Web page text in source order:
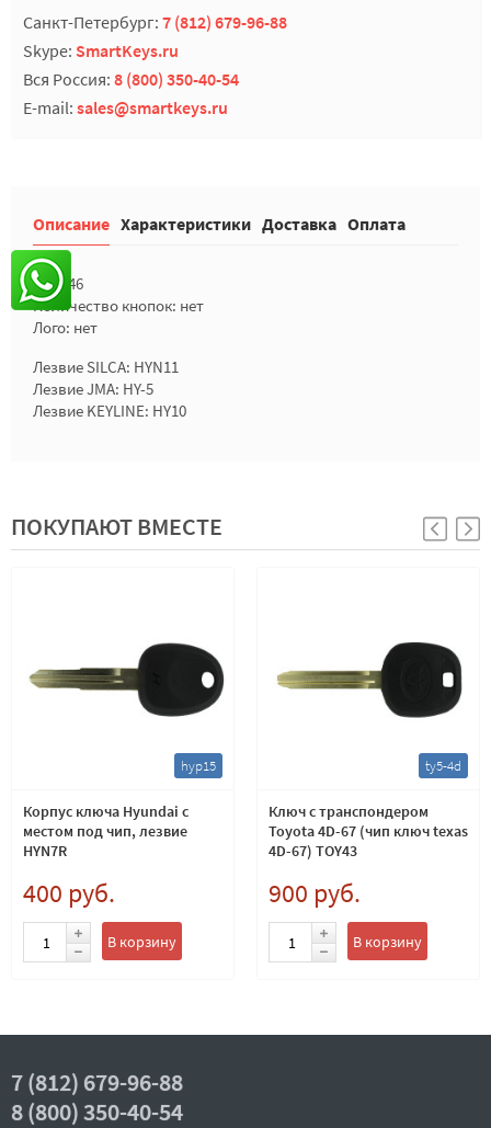
Санкт-Петербург: 7 (812) 679-96-88
Skype: SmartKeys.ru
Вся Россия: 8 (800) 350-40-54
E-mail: sales@smartkeys.ru
Описание Характеристики Доставка Оплата
Чип: 46
Количество кнопок: нет
Лого: нет
Лезвие SILCA: HYN11
Лезвие JMA: HY-5
Лезвие KEYLINE: HY10
ПОКУПАЮТ ВМЕСТЕ
hyp15
Корпус ключа Hyundai с
местом под чип, лезвие
HYN7R
400 руб.
В корзину
ty5-4d
Ключ с транспондером
Toyota 4D-67 (чип ключ texas
4D-67) TOY43
900 руб.
В корзину
7 (812) 679-96-88
8 (800) 350-40-54